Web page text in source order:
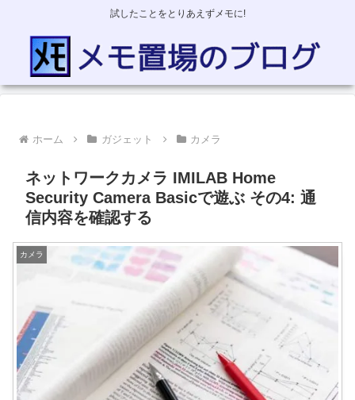
試したことをとりあえずメモに!
ホーム ガジェット カメラ
ネットワークカメラ IMILAB Home
Security Camera Basicで遊ぶ その4: 通
信内容を確認する
カメラ